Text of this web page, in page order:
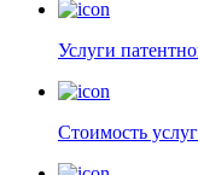
Услуги
Стоимость услуг